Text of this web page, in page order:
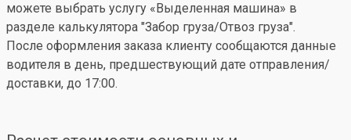
можете выбрать услугу «Выделенная машина» в
разделе калькулятора "Забор груза/Отвоз груза".
После оформления заказа клиенту сообщаются данные
водителя в день, предшествующий дате отправления/
доставки, до 17:00.